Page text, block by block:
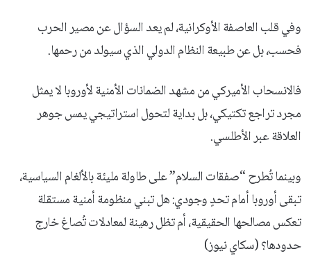
وفي قلب العاصفة الأوكرانية، لم يعد السؤال عن مصير الحرب
فحسب، بل عن طبيعة النظام الدولي الذي سيولد من رحمها.
فالانسحاب الأميركي من مشهد الضمانات الأمنية لأوروبا لا يمثل
مجرد تراجع تكتيكي، بل بداية لتحول استراتيجي يمس جوهر
العلاقة عبر الأطلسي.
وبينما تُطرح “صفقات السلام” على طاولة مليئة بالألغام السياسية،
تبقى أوروبا أمام تحدٍ وجودي: هل تبني منظومة أمنية مستقلة
تعكس مصالحها الحقيقية، أم تظل رهينة لمعادلات تُصاغ خارج
حدودها؟ (سكاي نيوز)